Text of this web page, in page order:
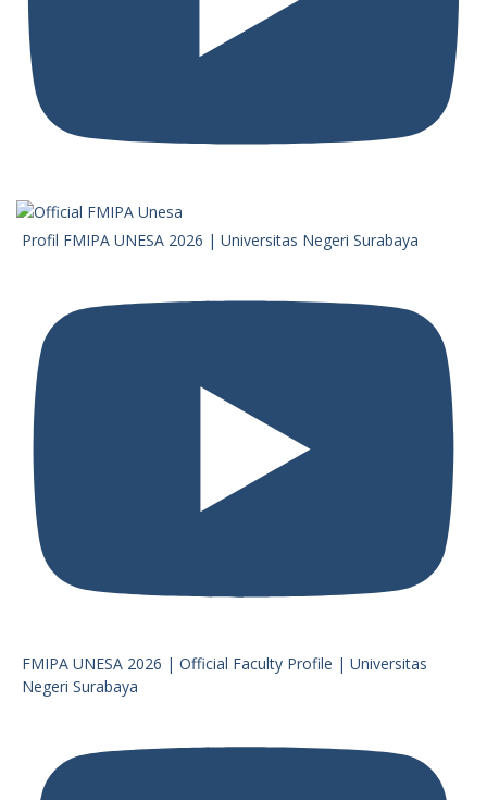
Profil FMIPA UNESA 2026 | Universitas Negeri Surabaya
FMIPA UNESA 2026 | Official Faculty Profile | Universitas
Negeri Surabaya